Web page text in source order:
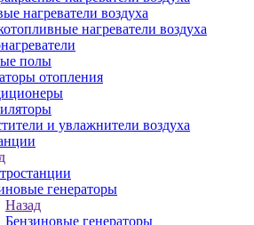
нагреватели воздуха
нагреватели воздуха
полы
отопления
и увлажнители воздуха
генераторы
Назад
Бензиновые генераторы